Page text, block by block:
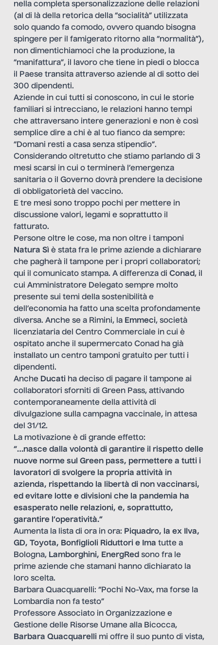
nella completa spersonalizzazione delle relazioni
(al di là della retorica della “socialità” utilizzata
solo quando fa comodo, ovvero quando bisogna
spingere per il famigerato ritorno alla “normalità”),
non dimentichiamoci che la produzione, la
“manifattura”, il lavoro che tiene in piedi o blocca
il Paese transita attraverso aziende al di sotto dei
300 dipendenti.
Aziende in cui tutti si conoscono, in cui le storie
familiari si intrecciano, le relazioni hanno tempi
che attraversano intere generazioni e non è così
semplice dire a chi è al tuo fianco da sempre:
“Domani resti a casa senza stipendio”.
Considerando oltretutto che stiamo parlando di 3
mesi scarsi in cui o terminerà l’emergenza
sanitaria o il Governo dovrà prendere la decisione
di obbligatorietà del vaccino.
E tre mesi sono troppo pochi per mettere in
discussione valori, legami e soprattutto il
fatturato.
Persone oltre le cose, ma non oltre i tamponi
Natura Sì è stata fra le prime aziende a dichiarare
che pagherà il tampone per i propri collaboratori;
qui il comunicato stampa. A differenza di Conad, il
cui Amministratore Delegato sempre molto
presente sui temi della sostenibilità e
dell’economia ha fatto una scelta profondamente
diversa. Anche se a Rimini, la Emmeci, società
licenziataria del Centro Commerciale in cui è
ospitato anche il supermercato Conad ha già
installato un centro tamponi gratuito per tutti i
dipendenti.
Anche Ducati ha deciso di pagare il tampone ai
collaboratori sforniti di Green Pass, attivando
contemporaneamente della attività di
divulgazione sulla campagna vaccinale, in attesa
del 31/12.
La motivazione è di grande effetto:
“…nasce dalla volontà di garantire il rispetto delle
nuove norme sul Green pass, permettere a tutti i
lavoratori di svolgere la propria attività in
azienda, rispettando la libertà di non vaccinarsi,
ed evitare lotte e divisioni che la pandemia ha
esasperato nelle relazioni, e, soprattutto,
garantire l’operatività.”
Aumenta la lista di ora in ora: Piquadro, la ex Ilva,
GD, Toyota, Bonfiglioli Riduttori e Ima tutte a
Bologna, Lamborghini, EnergRed sono fra le
prime aziende che stamani hanno dichiarato la
loro scelta.
Barbara Quacquarelli: “Pochi No-Vax, ma forse la
Lombardia non fa testo”
Professore Associato in Organizzazione e
Gestione delle Risorse Umane alla Bicocca,
Barbara Quacquarelli mi offre il suo punto di vista,